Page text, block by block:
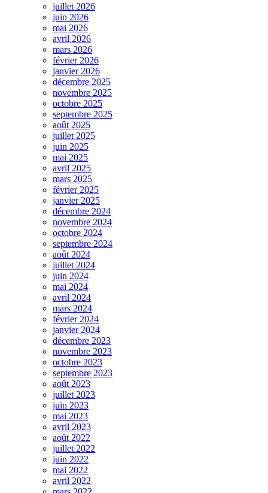
juillet 2026
juin 2026
mai 2026
avril 2026
mars 2026
février 2026
janvier 2026
décembre 2025
novembre 2025
octobre 2025
septembre 2025
août 2025
juillet 2025
juin 2025
mai 2025
avril 2025
mars 2025
février 2025
janvier 2025
décembre 2024
novembre 2024
octobre 2024
septembre 2024
août 2024
juillet 2024
juin 2024
mai 2024
avril 2024
mars 2024
février 2024
janvier 2024
décembre 2023
novembre 2023
octobre 2023
septembre 2023
août 2023
juillet 2023
juin 2023
mai 2023
avril 2023
août 2022
juillet 2022
juin 2022
mai 2022
avril 2022